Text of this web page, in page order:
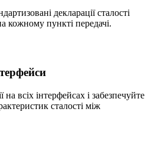
декларації сталості
кожному пункті передачі.
всіх інтерфейсах і забезпечуйте
сталості між